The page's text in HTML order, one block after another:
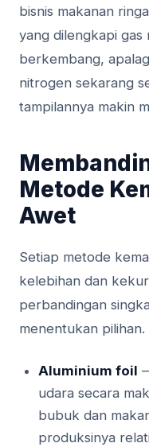
bisnis makanan
yang dilengkapi
berkembang,
nitrogen sekarang
tampilannya makin
Metode
Awet
Setiap metode
kelebihan dan
perbandingan
menentukan pilihan.
Aluminium foil
udara secara
bubuk dan
produksinya